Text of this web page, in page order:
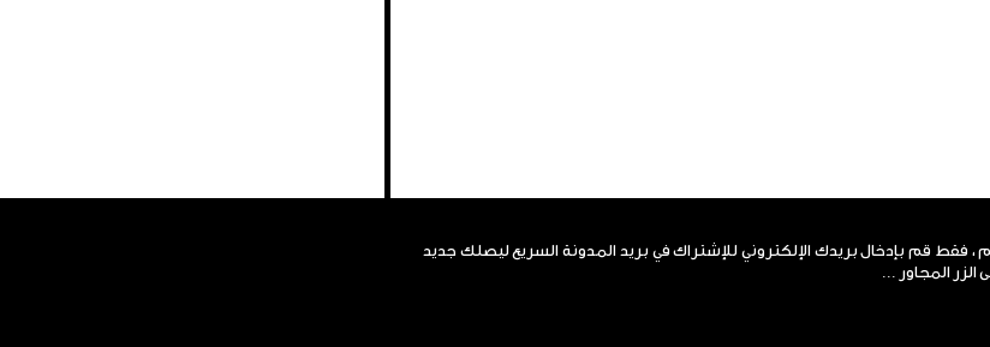
، فقط قم بإدخال بريدك الإلكتروني للإشتراك في بريد المدونة السريع ليصلك جديد
المجاور ...